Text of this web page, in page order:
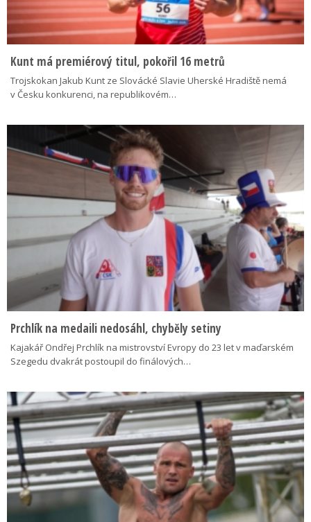
Kunt má premiérový titul, pokořil 16 metrů
Trojskokan Jakub Kunt ze Slovácké Slavie Uherské Hradiště nemá
v Česku konkurenci, na republikovém…
Prchlík na medaili nedosáhl, chyběly setiny
Kajakář Ondřej Prchlík na mistrovství Evropy do 23 let v maďarském
Szegedu dvakrát postoupil do finálových…